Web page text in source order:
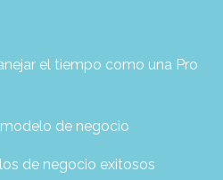
el tiempo como una Pro
de negocio
de negocio exitosos